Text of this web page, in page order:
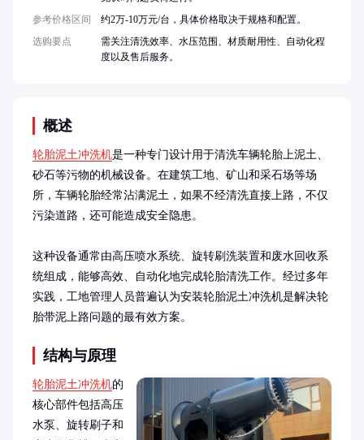
概述
轮胎泥土冲洗机是一种专门设计用于清洗车辆轮胎上泥土、
砂石等污物的机械设备。在建筑工地、矿山和采石场等场
所，车辆轮胎经常沾满泥土，如果不经清洗直接上路，不仅
污染道路，还可能造成安全隐患。
这种设备通常由高压喷水系统、旋转刷洗装置和废水回收系
统组成，能够高效、自动化地完成轮胎清洗工作。经过多年
实践，工地管理人员普遍认为安装轮胎泥土冲洗机是解决轮
胎带泥上路问题的最有效方案。
结构与原理
轮胎泥土冲洗机的
核心部件包括高压
水泵、旋转刷子和
参考价格区间
约2万-10万元/台，具体价格取决于规格和配置。
选购要点
需关注清洗效率、水压范围、材质耐用性、自动化程
度以及售后服务。